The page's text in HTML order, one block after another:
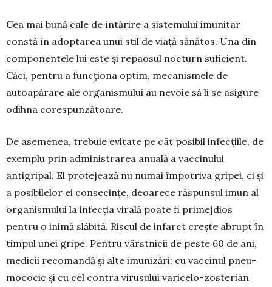
Cea mai bună cale de întărire a sistemului imunitar
constă în adoptarea unui stil de viață sănătos. Una din
componentele lui este și repaosul nocturn sufici­ent.
Căci, pentru a funcționa optim, mecanismele de
autoapărare ale organismului au nevoie să li se asigure
odihna corespunzătoare.
De asemenea, trebuie evitate pe cât posibil infec­țiile, de
exemplu prin administrarea anuală a vaccinului
antigripal. El protejează nu numai împotriva gripei, ci și
a posibilelor ei consecințe, deoarece răspunsul imun al
organismului la infec­ția virală poate fi primejdios
pentru o inimă slă­bită. Riscul de infarct crește abrupt în
timpul unei gripe. Pentru vârstnicii de peste 60 de ani,
medicii recomandă și alte imunizări: cu vaccinul pneu­
mococic și cu cel contra virusului varicelo-zos­terian